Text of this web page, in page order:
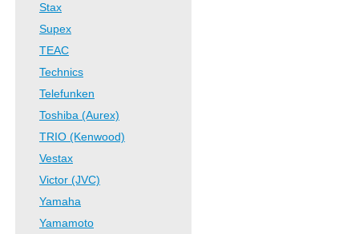
Stax
Supex
TEAC
Technics
Telefunken
Toshiba (Aurex)
TRIO (Kenwood)
Vestax
Victor (JVC)
Yamaha
Yamamoto